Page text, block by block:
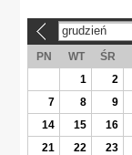
grudzień
PN WT ŚR
1
2
7
8 9
14
15 16
21
22 23